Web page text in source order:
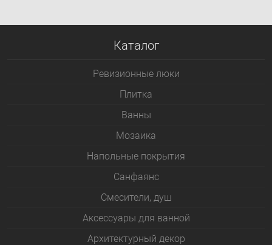
Каталог
Ревизионные люки
Плитка
Bанны
Мозаика
Напольные покрытия
Санфаянс
Смесители, душ
Аксессуары для ванной
Архитектурный декор